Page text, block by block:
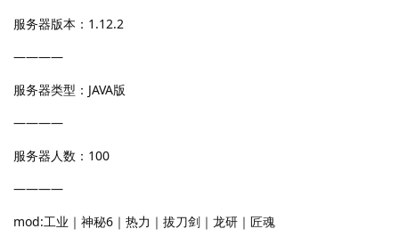
服务器版本：1.12.2
————
服务器类型：JAVA版
————
服务器人数：100
————
mod:工业｜神秘6｜热力｜拔刀剑｜龙研｜匠魂